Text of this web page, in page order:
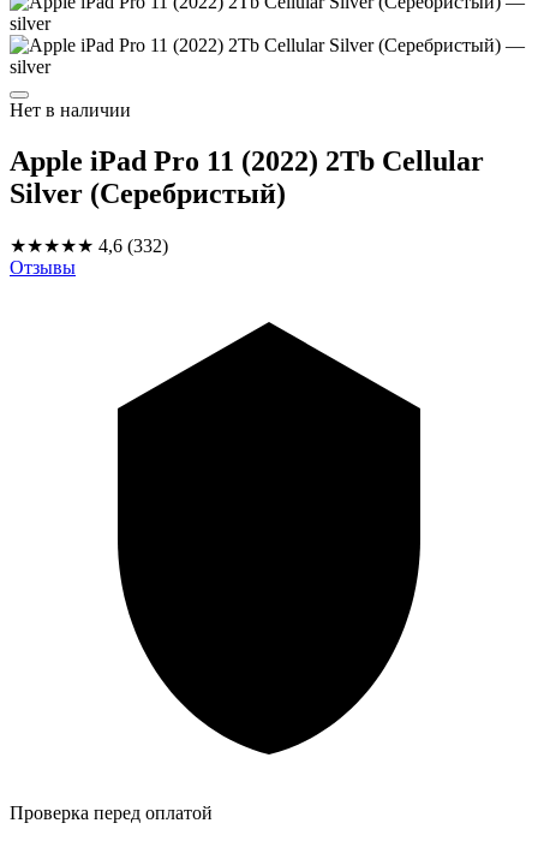
Нет в наличии
Apple iPad Pro 11 (2022) 2Tb Cellular
Silver (Серебристый)
★★★★★ 4,6 (332)
Отзывы
Проверка перед оплатой